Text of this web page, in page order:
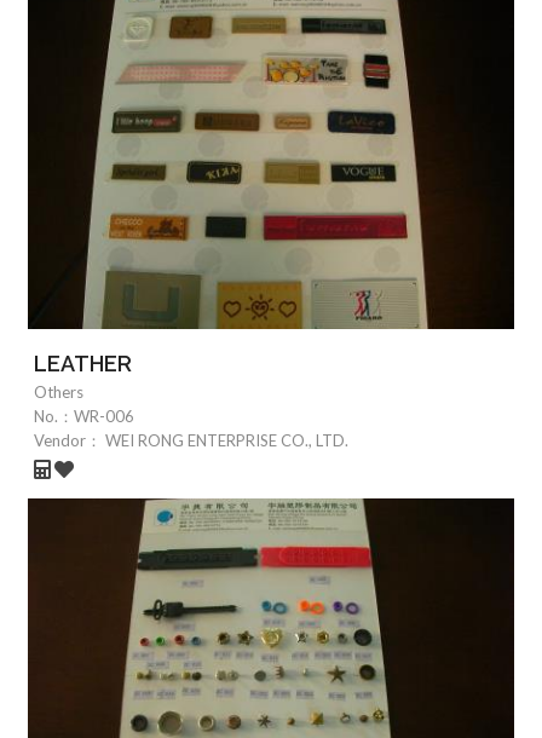
LEATHER
Others
No.： WR-006
Vendor： WEI RONG ENTERPRISE CO., LTD.